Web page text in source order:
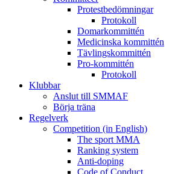
Protestbedömningar
Protokoll
Domarkommittén
Medicinska kommittén
Tävlingskommittén
Pro-kommittén
Protokoll
Klubbar
Anslut till SMMAF
Börja träna
Regelverk
Competition (in English)
The sport MMA
Ranking system
Anti-doping
Code of Conduct